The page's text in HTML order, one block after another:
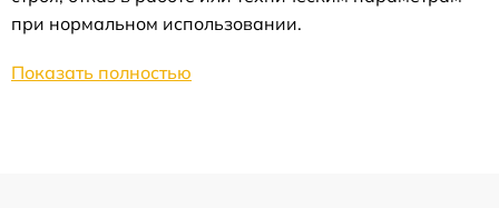
при нормальном использовании.
Показать полностью